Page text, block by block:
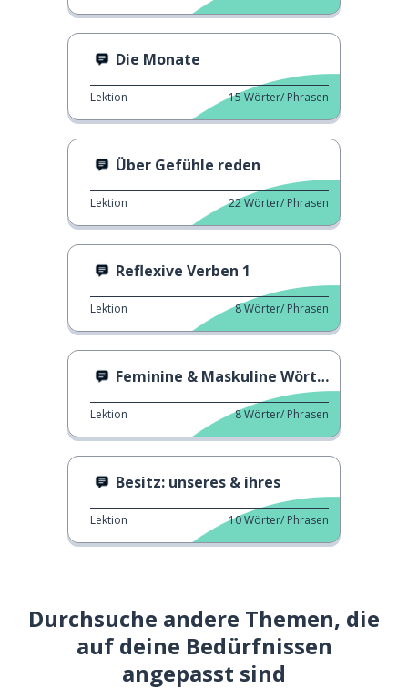
Die Monate
Lektion 15Wörter/ Phrasen
Über Gefühle reden
Lektion 22Wörter/ Phrasen
Reflexive Verben 1
Lektion 8Wörter/ Phrasen
Feminine & Maskuline Wörter
Lektion 8Wörter/ Phrasen
Besitz: unseres & ihres
Lektion 10Wörter/ Phrasen
Durchsuche andere Themen, die
auf deine Bedürfnissen
angepasst sind